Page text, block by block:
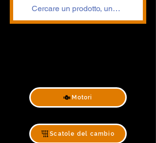
Motori
Scatole del cambio